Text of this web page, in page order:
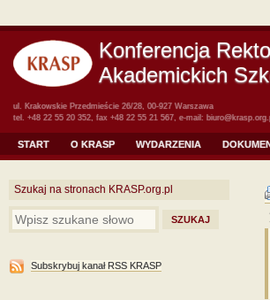
Konferencja
Akademickich
ul. Krakowskie Przedmieście 26/28, 00-927 Warszawa
tel. +48 22 55 20 352, fax +48 22 55 21 567, e-mail:
START O KRASP WYDARZENIA
Szukaj na stronach KRASP.org.pl
Subskrybuj kanał RSS KRASP